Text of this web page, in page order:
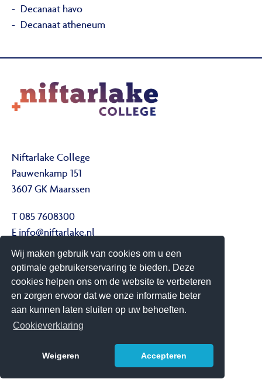
Wij maken gebruik van cookies om u een
optimale gebruikerservaring te bieden. Deze
cookies helpen ons om de website te verbeteren
en zorgen ervoor dat we onze informatie beter
aan kunnen laten sluiten op uw behoeften.
Cookieverklaring
Weigeren Accepteren
Decanaat havo
Decanaat atheneum
Niftarlake College
Pauwenkamp 151
3607 GK Maarssen
T 085 7608300
Einfo@niftarlake.nl
Volg ons ook op:
Twitter
Youtube
Het Niftarlake College heeft het predicaat Technasium